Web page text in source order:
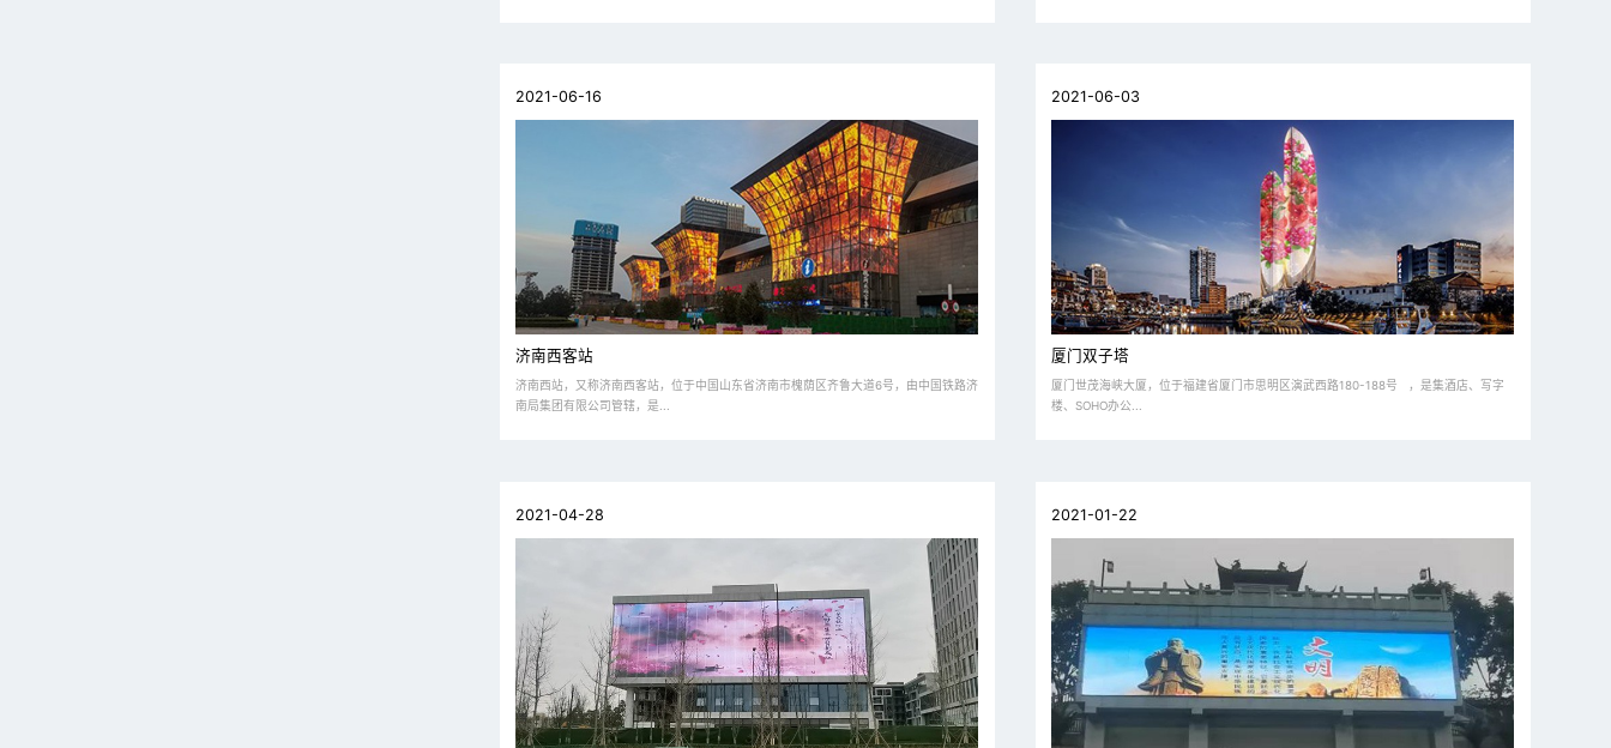
2021-06-16
济南西客站
济南西站，又称济南西客站，位于中国山东省济南市槐荫区齐鲁大道6号，由中国铁路济
南局集团有限公司管辖，是...
2021-06-03
厦门双子塔
厦门世茂海峡大厦，位于福建省厦门市思明区演武西路180-188号 ，是集酒店、写字
楼、SOHO办公...
2021-04-28 2021-01-22